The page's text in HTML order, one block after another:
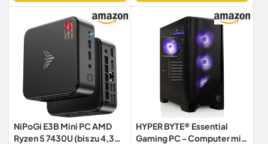
NiPoGi E3B Mini PC AMD
Ryzen 5 7430U (bis zu 4,3
HYPER BYTE® Essential
Gaming PC - Computer mit